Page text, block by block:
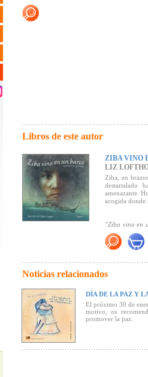
Libros de este autor
ZIBA VINO
LIZ
Ziba, en
destartalado
amenazante.
acogida donde
"Ziba vino en
mientras se
Recomendado
Noticias relacionados
DÍA DE LA PAZ Y
El próximo 30 de
motivo, os
promover la paz.